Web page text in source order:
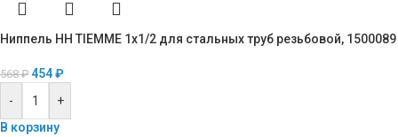
Ниппель HH TIEMME 1х1/2 для стальных труб резьбовой, 1500089
568₽ 454₽
-
+
В корзину